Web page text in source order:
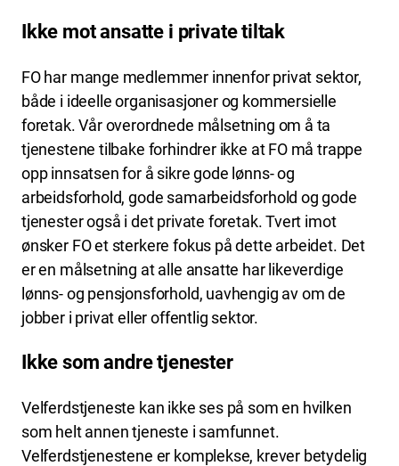
Ikke mot ansatte i private tiltak
FO har mange medlemmer innenfor privat sektor,
både i ideelle organisasjoner og kommersielle
foretak. Vår overordnede målsetning om å ta
tjenestene tilbake forhindrer ikke at FO må trappe
opp innsatsen for å sikre gode lønns- og
arbeidsforhold, gode samarbeidsforhold og gode
tjenester også i det private foretak. Tvert imot
ønsker FO et sterkere fokus på dette arbeidet. Det
er en målsetning at alle ansatte har likeverdige
lønns- og pensjonsforhold, uavhengig av om de
jobber i privat eller offentlig sektor.
Ikke som andre tjenester
Velferdstjeneste kan ikke ses på som en hvilken
som helt annen tjeneste i samfunnet.
Velferdstjenestene er komplekse, krever betydelig